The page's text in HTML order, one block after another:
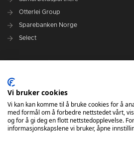
Otterlei Group
Sparebanken Norge
Select
Spillerstall
Administrasjon
Styret
Vi bruker cookies
Vi kan kan komme til å bruke cookies for å
med formål om å forbedre nettstedet vårt,
og for å gi deg en flott nettstedopplevelse.
informasjonskapslene vi bruker, åpne